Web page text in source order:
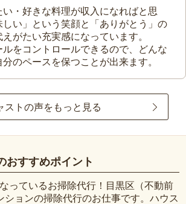
・好きな料理が収入になればと思
しい」という笑顔と「ありがとう」の
がたい充実感になっています。
ルをコントロールできるので、どんな
のペースを保つことが出来ます。
ストの声をもっと見る
おすすめポイント
っているお掃除代行！目黒区（不動前
ションの掃除代行のお仕事です。ハウス